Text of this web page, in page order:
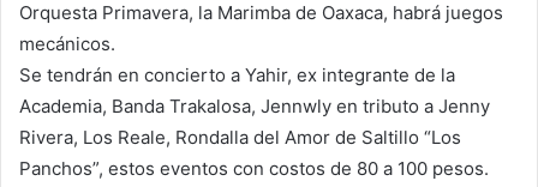
Orquesta Primavera, la Marimba de Oaxaca, habrá juegos
mecánicos.
Se tendrán en concierto a Yahir, ex integrante de la
Academia, Banda Trakalosa, Jennwly en tributo a Jenny
Rivera, Los Reale, Rondalla del Amor de Saltillo “Los
Panchos”, estos eventos con costos de 80 a 100 pesos.